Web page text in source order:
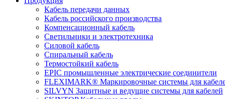
Кабель передачи данных
Кабель российского производства
Компенсационный кабель
Светильники и электротехника
Силовой кабель
Спиральный кабель
Термостойкий кабель
EPIC промышленные электрические соединители
FLEXIMARK® Маркировочные системы для
SILVYN Защитные и ведущие системы для кабелей